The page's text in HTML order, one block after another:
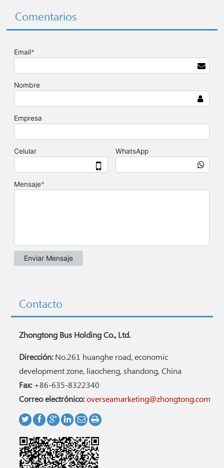
Comentarios
Contacto
Zhongtong Bus Holding Co., Ltd.
Dirección:No.261 huanghe road, economic
development zone, liaocheng, shandong, China
Fax:+86-635-8322340
Correo electrónico:overseamarketing@zhongtong.com